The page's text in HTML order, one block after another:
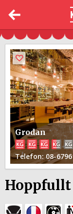
Grodan
Telefon: 08-
Hoppfullt